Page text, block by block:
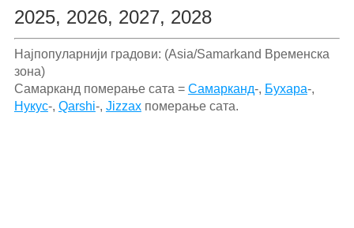
2025, 2026, 2027, 2028
Најпопуларнији градови: (Asia/Samarkand Временска
зона)
Самарканд померање сата = Самарканд-, Бухара-,
Нукус-, Qarshi-, Jizzaxпомерање сата.